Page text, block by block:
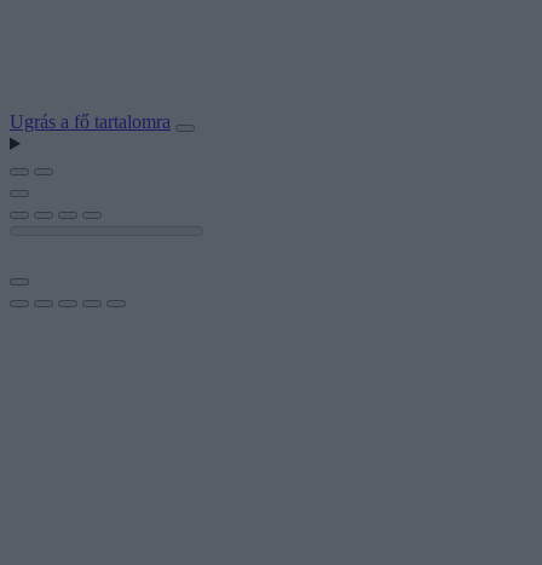
Ugrás a fő tartalomra